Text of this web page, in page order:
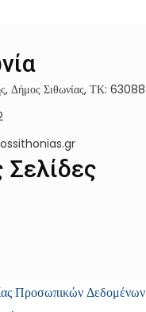
Δήμος Σιθωνίας, ΤΚ: 63088
Σελίδες
Προσωπικών Δεδομένων